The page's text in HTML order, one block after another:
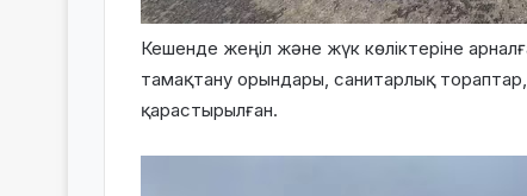
Кешенде жеңіл және жүк көліктеріне
тамақтану орындары, санитарлық
қарастырылған.